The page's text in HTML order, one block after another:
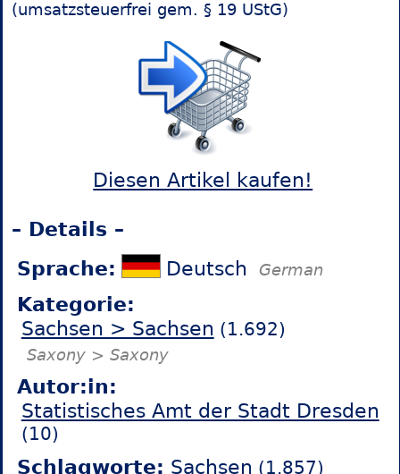
(umsatzsteuerfrei gem. § 19 UStG)
Diesen Artikel kaufen!
– Details –
Sprache:
Deutsch German
Kategorie:
Sachsen > Sachsen (1.692)
Saxony > Saxony
Autor:in:
Statistisches Amt der Stadt Dresden
(10)
Schlagworte: Sachsen (1.857)